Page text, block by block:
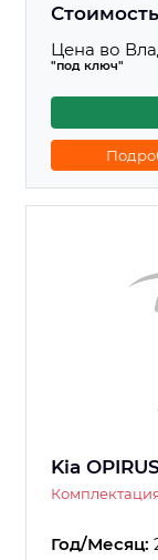
Стоимость
Цена во
"под ключ"
Kia OPIRUS
Год/Месяц: